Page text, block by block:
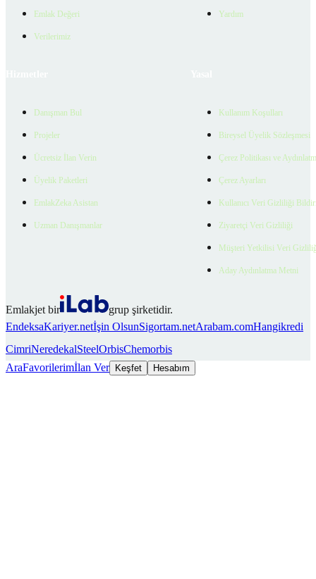
Emlak Değeri
Verilerimiz
Yardım
Danışman Bul
Projeler
Ücretsiz İlan Verin
Üyelik Paketleri
EmlakZeka Asistan
Uzman Danışmanlar
Kullanım Koşulları
Bireysel Üyelik Sözleşmesi
Çerez Politikası ve
Çerez Ayarları
Kullanıcı Veri Gizliliği
Ziyaretçi Veri Gizliliği
Müşteri Yetkilisi Veri
Aday Aydınlatma Metni
Emlakjet bir
grup şirketidir.
EndeksaKariyer.netİşin OlsunSigortam.netArabam.comHangikredi
CimriNeredekalSteelOrbisChemorbis
AraFavorilerimİlan Ver Keşfet Hesabım